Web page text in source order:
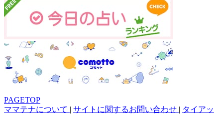
PAGETOP
ママテナについて | サイトに関するお問い合わせ | タイアッ